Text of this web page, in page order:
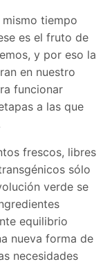
tiempo
es el fruto de
y por eso la
en nuestro
funcionar
a las que
frescos, libres
sólo
verde se
equilibrio
nueva forma de
necesidades